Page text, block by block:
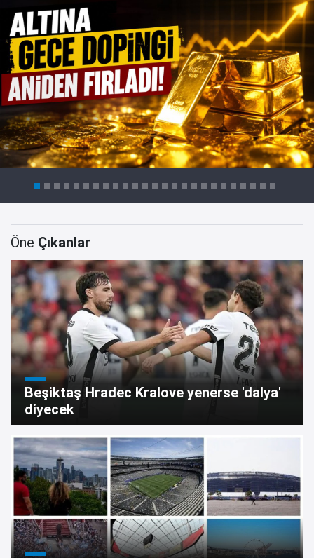
Öne Çıkanlar
Beşiktaş Hradec Kralove yenerse 'dalya'
diyecek